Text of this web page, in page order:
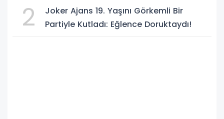
2
Joker Ajans 19. Yaşını Görkemli Bir
Partiyle Kutladı: Eğlence Doruktaydı!